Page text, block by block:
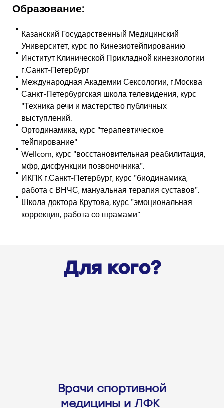
Образование:
Казанский Государственный Медицинский
Университет, курс по Кинезиотейпированию
Институт Клинической Прикладной кинезиологии
г.Санкт-Петербург
Международная Академии Сексологии, г.Москва
Санкт-Петербургская школа телевидения, курс
"Техника речи и мастерство публичных
выступлений.
Ортодинамика, курс "терапевтическое
тейпирование"
Wellcom, курс "восстановительная реабилитация,
мфр, дисфункции позвоночника".
ИКПК г.Санкт-Петербург, курс "биодинамика,
работа с ВНЧС, мануальная терапия суставов".
Школа доктора Крутова, курс "эмоциональная
коррекция, работа со шрамами"
Для кого?
Врачи спортивной
медицины и ЛФК